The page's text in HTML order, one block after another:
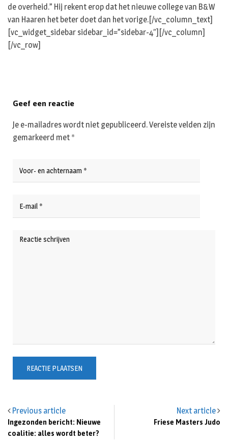
de overheid.” Hij rekent erop dat het nieuwe college van B&W
van Haaren het beter doet dan het vorige.[/vc_column_text]
[vc_widget_sidebar sidebar_id=”sidebar-4″][/vc_column]
[/vc_row]
Previous article
Ingezonden bericht: Nieuwe
coalitie: alles wordt beter?
Next article
Friese Masters Judo
Geef een reactie
Je e-mailadres wordt niet gepubliceerd.Vereiste velden zijn
gemarkeerd met *